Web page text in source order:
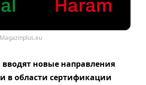
новые направления
в области сертификации